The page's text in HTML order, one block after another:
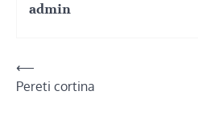
admin
Post
navigation
⟵
Pereti cortina